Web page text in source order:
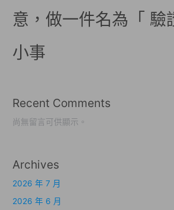
意，做一件名為「 驗
小事
Recent Comments
尚無留言可供顯示。
Archives
2026 年 7 月
2026 年 6 月